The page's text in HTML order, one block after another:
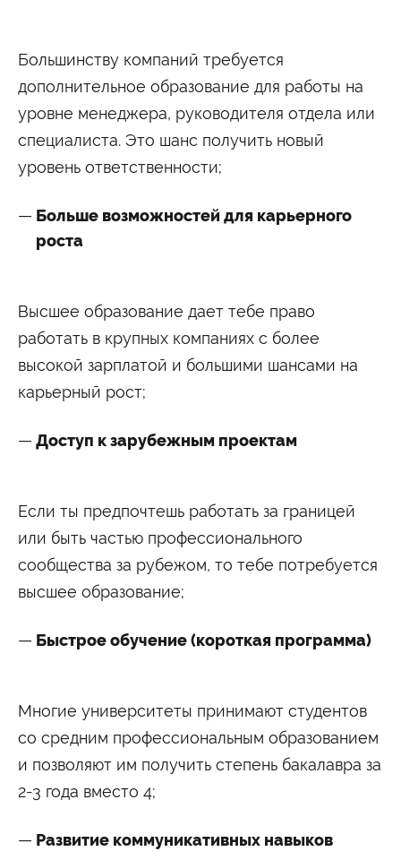
Большинству компаний требуется
дополнительное образование для работы на
уровне менеджера, руководителя отдела или
специалиста. Это шанс получить новый
уровень ответственности;
Больше возможностей для карьерного
роста
Высшее образование дает тебе право
работать в крупных компаниях с более
высокой зарплатой и большими шансами на
карьерный рост;
Доступ к зарубежным проектам
Если ты предпочтешь работать за границей
или быть частью профессионального
сообщества за рубежом, то тебе потребуется
высшее образование;
Быстрое обучение (короткая программа)
Многие университеты принимают студентов
со средним профессиональным образованием
и позволяют им получить степень бакалавра за
2-3 года вместо 4;
Развитие коммуникативных навыков